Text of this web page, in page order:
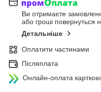
Ви отримаєте
або гроші повернуться
Детальніше
Оплатити частинами
Післяплата
Онлайн-оплата